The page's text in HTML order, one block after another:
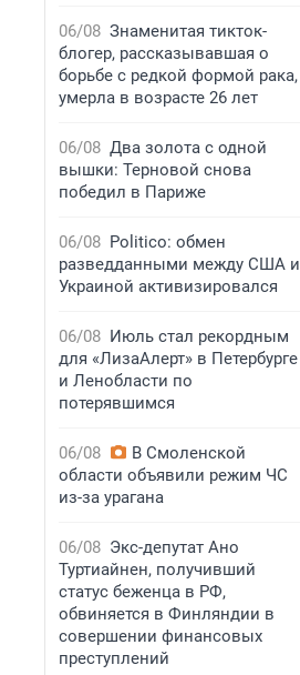
06/08 Знаменитая тикток-
блогер, рассказывавшая о
борьбе с редкой формой рака,
умерла в возрасте 26 лет
06/08 Два золота с одной
вышки: Терновой снова
победил в Париже
06/08 Politico: обмен
разведданными между США и
Украиной активизировался
06/08 Июль стал рекордным
для «ЛизаАлерт» в Петербурге
и Ленобласти по
потерявшимся
06/08
В Смоленской
области объявили режим ЧС
из-за урагана
06/08 Экс-депутат Ано
Туртиайнен, получивший
статус беженца в РФ,
обвиняется в Финляндии в
совершении финансовых
преступлений